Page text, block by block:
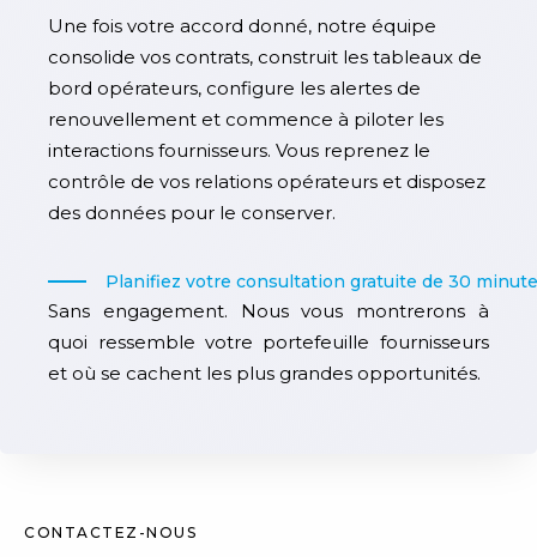
Une fois votre accord donné, notre équipe
consolide vos contrats, construit les tableaux de
bord opérateurs, configure les alertes de
renouvellement et commence à piloter les
interactions fournisseurs. Vous reprenez le
contrôle de vos relations opérateurs et disposez
des données pour le conserver.
Planifiez votre consultation gratuite de 30
Sans engagement. Nous vous montrerons à
quoi ressemble votre portefeuille fournisseurs
et où se cachent les plus grandes opportunités.
CONTACTEZ-NOUS